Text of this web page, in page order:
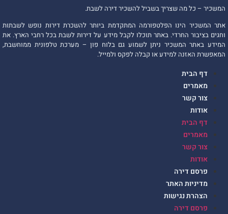
המשכיר – כל מה שצריך בשביל להשכיר דירה לשבת.
אתר המשכיר הינו הפלטפורמה המתקדמת ביותר להשכרת דירות נופש לשבתות
וחגים בציבור החרדי. באתר תוכלו לקבל מידע על דירות לשבת בכל רחבי הארץ. את
המידע באתר המשכיר ניתן לשמוע גם בלוח פון – מערכת טלפונית ממוחשבת,
המאפשרת האזנה למידע או קבלה לפקס ולמייל.
דף הבית
מאמרים
צור קשר
אודות
דף הבית
מאמרים
צור קשר
אודות
פרסם דירה
מדיניות האתר
הצהרת נגישות
פרסם דירה